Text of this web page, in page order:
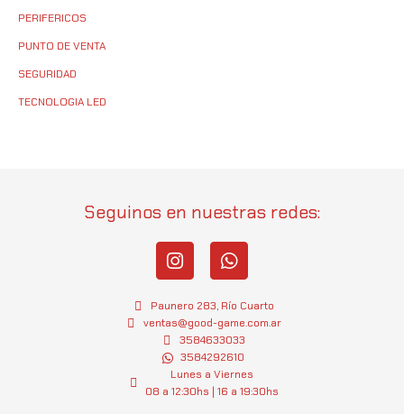
PERIFERICOS
PUNTO DE VENTA
SEGURIDAD
TECNOLOGIA LED
Seguinos en nuestras redes:
I
n
t
a
g
r
a
m
W
h
t
s
a
p
p
Paunero 283, Río Cuarto
ventas@good-game.com.ar
3584633033
3584292610
Lunes a Viernes
08 a 12:30hs | 16 a 19:30hs